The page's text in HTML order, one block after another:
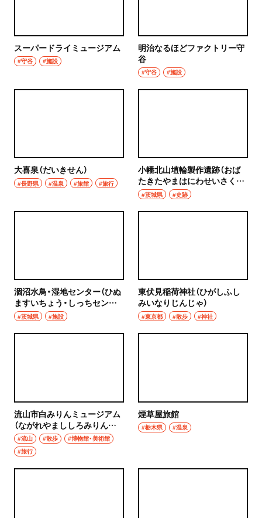
スーパードライミュージアム
#守谷 #施設
明治なるほどファクトリー守
谷
#守谷 #施設
大喜泉（だいきせん）
#長野県 #温泉 #旅館 #旅行
小幡北山埴輪製作遺跡（おば
たきたやまはにわせいさくい
せき）
#茨城県 #史跡
涸沼水鳥・湿地センター（ひぬ
ますいちょう・しっちセンタ
ー）
#茨城県 #施設
東伏見稲荷神社（ひがしふし
みいなりじんじゃ）
#東京都 #散歩 #神社
流山市白みりんミュージアム
（ながれやまししろみりんミ
ュージアム）
#流山 #散歩
#博物館・美術館
#旅行
煙草屋旅館
#栃木県 #温泉